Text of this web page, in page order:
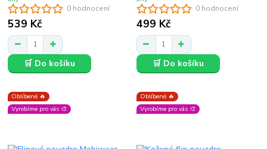
0 hodnocení
539 Kč
🛒 Do košíku
0 hodnocení
499 Kč
🛒 Do košíku
Oblíbené 🔥
Vyrobíme pro vás 🎨
Oblíbené 🔥
Vyrobíme pro vás 🎨